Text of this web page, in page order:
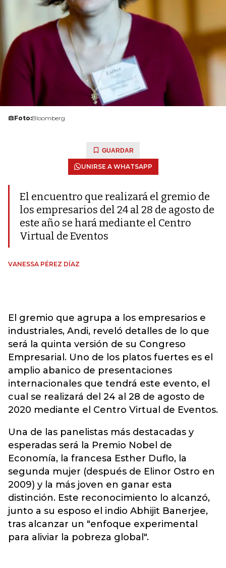
Foto:Bloomberg
GUARDAR
UNIRSE A WHATSAPP
El encuentro que realizará el gremio de
los empresarios del 24 al 28 de agosto de
este año se hará mediante el Centro
Virtual de Eventos
VANESSA PÉREZ DÍAZ
El gremio que agrupa a los empresarios e
industriales, Andi, reveló detalles de lo que
será la quinta versión de su Congreso
Empresarial. Uno de los platos fuertes es el
amplio abanico de presentaciones
internacionales que tendrá este evento, el
cual se realizará del 24 al 28 de agosto de
2020 mediante el Centro Virtual de Eventos.
Una de las panelistas más destacadas y
esperadas será la Premio Nobel de
Economía, la francesa Esther Duflo, la
segunda mujer (después de Elinor Ostro en
2009) y la más joven en ganar esta
distinción. Este reconocimiento lo alcanzó,
junto a su esposo el indio Abhijit Banerjee,
tras alcanzar un "enfoque experimental
para aliviar la pobreza global".